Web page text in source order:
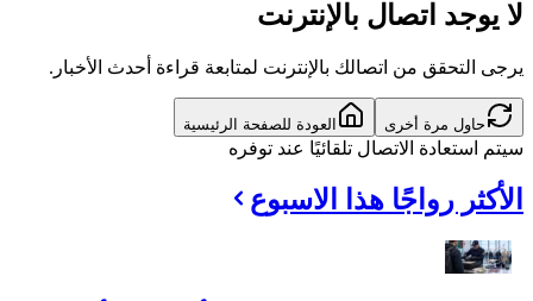
لا يوجد اتصال بالإنترنت
يرجى التحقق من اتصالك بالإنترنت لمتابعة قراءة أحدث الأخبار.
حاول مرة أخرى العودة للصفحة الرئيسية
سيتم استعادة الاتصال تلقائيًا عند توفره
الأكثر رواجًا هذا الاسبوع